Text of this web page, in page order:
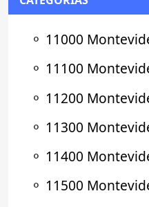
⚬ 11000
⚬ 11100
⚬ 11200
⚬ 11300
⚬ 11400
⚬ 11500